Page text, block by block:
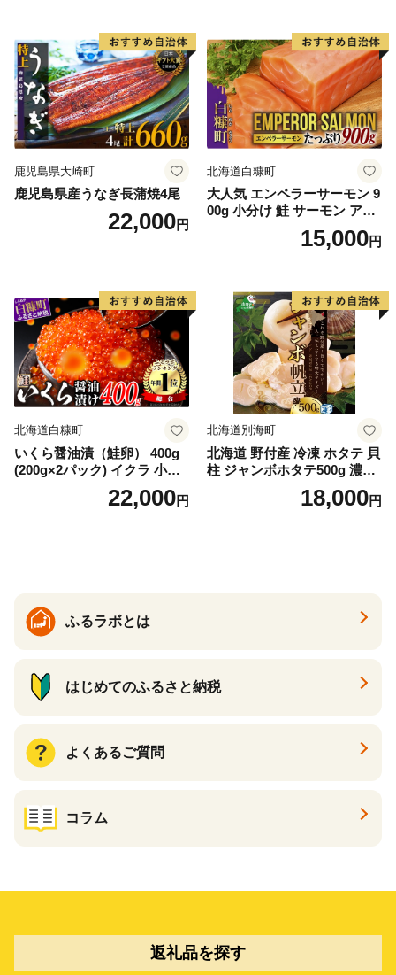
鹿児島県大崎町
鹿児島県産うなぎ長蒲焼4尾
22,000円
北海道白糠町
大人気 エンペラーサーモン 9
00g 小分け 鮭 サーモン アト
ランティックサーモン 水産
庁長官賞 受賞 さけ シャケ し
満足 美味しい 贈答 生食用 刺
身 お刺身 刺し身 魚介類 海鮮
冷凍 厚切り 薄切り ふるさと
納税 ふるさとチョイス チョ
イス 北海道 白糠町
15,000円
北海道白糠町
いくら醤油漬（鮭卵） 400g
(200g×2パック) イクラ 小分
け いくら醤油漬 鮭いくら い
くら醤油漬け 鮭 鮭卵 ikura
22,000円
北海道別海町
北海道 野付産 冷凍 ホタテ 貝
柱 ジャンボホタテ500g 濃厚
な旨味と甘み （ほたて ホタ
テ 帆立 貝柱 ホタテ貝柱 大玉
18,000円
ふるラボとは
はじめてのふるさと納税
よくあるご質問
コラム
返礼品を探す